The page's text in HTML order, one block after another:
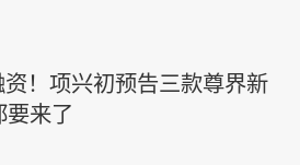
！项兴初预告三款尊界新
要来了